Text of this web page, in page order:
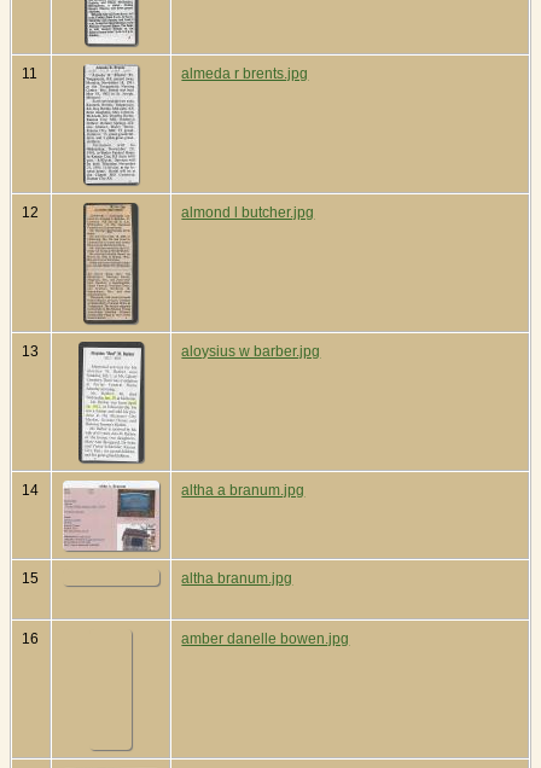
11 almeda r brents.jpg
12 almond l butcher.jpg
13 aloysius w barber.jpg
14 altha a branum.jpg
15 altha branum.jpg
16 amber danelle bowen.jpg